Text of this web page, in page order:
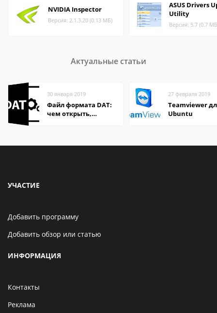
NVIDIA Inspector
Версия: 2.1.3.20 (0.13 МБ)
ASUS Drivers
Utility
Версия: 5.7 (0.7
Актуальные статьи
30 января 2019
Файл формата DAT:
чем открыть,
27 февраля 2019
Teamviewer
Ubuntu
УЧАСТИЕ
Добавить программу
Добавить обзор или статью
ИНФОРМАЦИЯ
Контакты
Реклама